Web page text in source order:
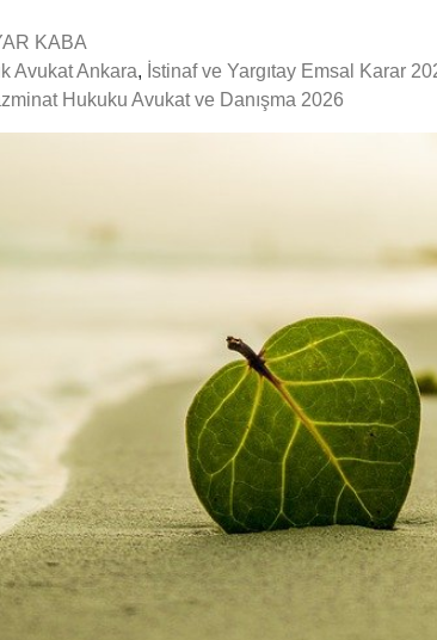
KABA
Avukat Ankara, İstinaf ve Yargıtay Emsal Karar
Hukuku Avukat ve Danışma 2026